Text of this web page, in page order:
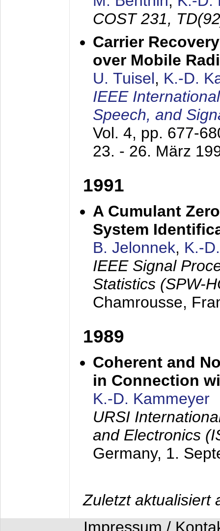
COST 231,
Carrier
over Mobile
U. Tuisel, K.-D.
IEEE
Speech, and
Vol. 4, pp. 677-
23. - 26. März
1991
A Cumulant
System
B. Jelonnek, K.-
IEEE Signal
Statistics (SPW-
Chamrousse,
1989
Coherent and
in Connection
K.-D. Kammeyer
URSI
and Electronics
Germany, 1.
Zuletzt aktualisiert
Impressum /